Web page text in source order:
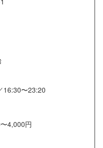
16:30〜23:20
4,000円